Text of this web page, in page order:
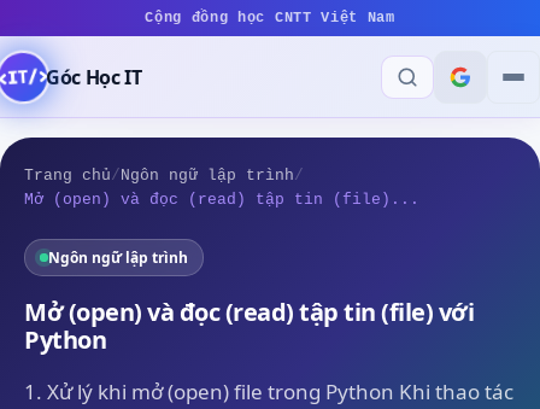
Cộng đồng học CNTT Việt Nam
Góc Học IT
Trang chủ/ Ngôn ngữ lập trình/
Mở (open) và đọc (read) tập tin (file)...
Ngôn ngữ lập trình
Mở (open) và đọc (read) tập tin (file) với
Python
1. Xử lý khi mở (open) file trong Python Khi thao tác